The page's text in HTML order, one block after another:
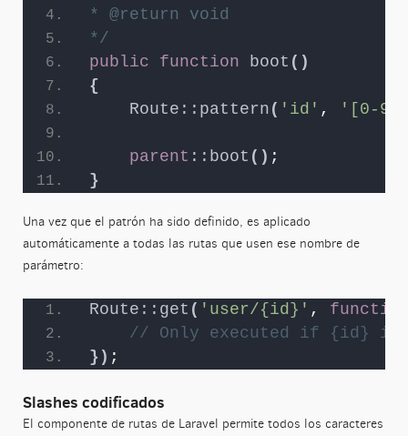
* @return void
*/
public
function boot ()
{
Route::pattern ( 'id' , '[0-
parent :: boot () ;
}
Una vez que el patrón ha sido definido, es aplicado
automáticamente a todas las rutas que usen ese nombre de
parámetro:
Route::get ( 'user/{id}' ,
// Only executed if {id} is
}) ;
Slashes codificados
El componente de rutas de Laravel permite todos los caracteres